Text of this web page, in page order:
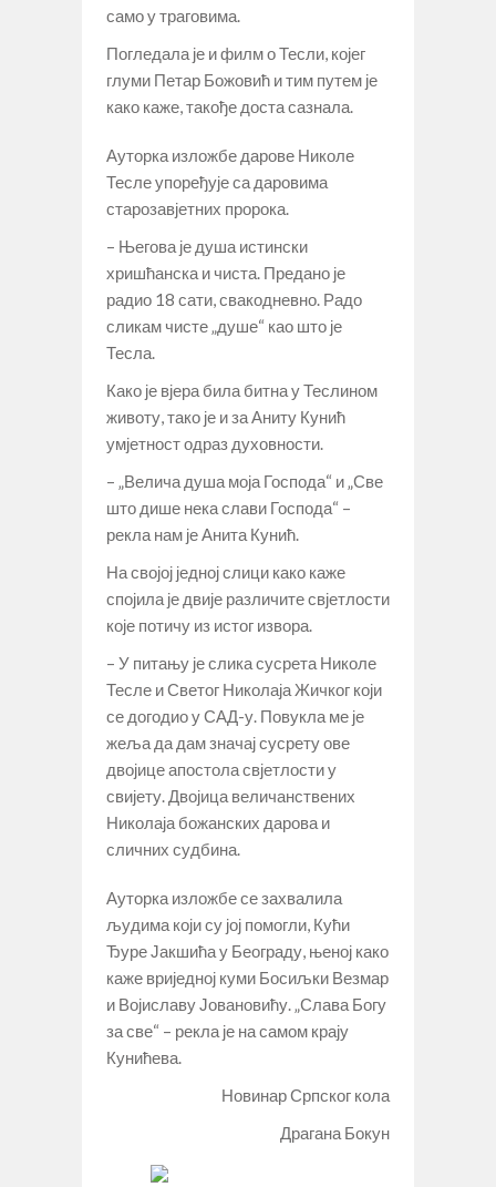
само у траговима.
Погледала је и филм о Тесли, којег
глуми Петар Божовић и тим путем је
како каже, такође доста сазнала.
Ауторка изложбе дарове Николе
Тесле упоређује са даровима
старозавјетних пророка.
– Његова је душа истински
хришћанска и чиста. Предано је
радио 18 сати, свакодневно. Радо
сликам чисте „душе“ као што је
Тесла.
Како је вјера била битна у Теслином
животу, тако је и за Аниту Кунић
умјетност одраз духовности.
– „Велича душа моја Господа“ и „Све
што дише нека слави Господа“ –
рекла нам је Анита Кунић.
На својој једној слици како каже
спојила је двије различите свјетлости
које потичу из истог извора.
– У питању је слика сусрета Николе
Тесле и Светог Николаја Жичког који
се догодио у САД-у. Повукла ме је
жеља да дам значај сусрету ове
двојице апостола свјетлости у
свијету. Двојица величанствених
Николаја божанских дарова и
сличних судбина.
Ауторка изложбе се захвалила
људима који су јој помогли, Кући
Ђуре Јакшића у Београду, њеној како
каже вриједној куми Босиљки Везмар
и Војиславу Јовановићу. „Слава Богу
за све“ – рекла је на самом крају
Кунићева.
Новинар Српског кола
Драгана Бокун